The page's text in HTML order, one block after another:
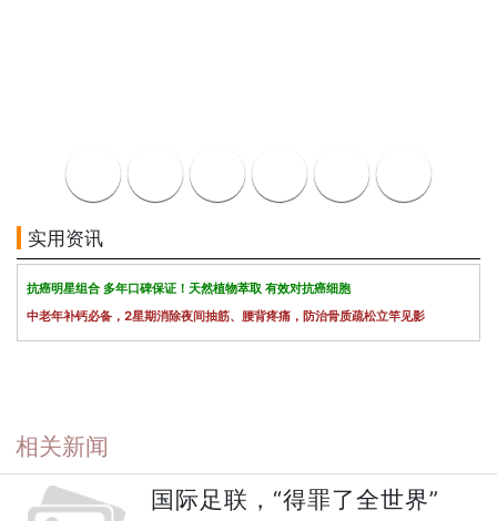
实用资讯
抗癌明星组合 多年口碑保证！天然植物萃取 有效对抗癌细胞
中老年补钙必备，2星期消除夜间抽筋、腰背疼痛，防治骨质疏松立竿见影
相关新闻
国际足联，“得罪了全世界”